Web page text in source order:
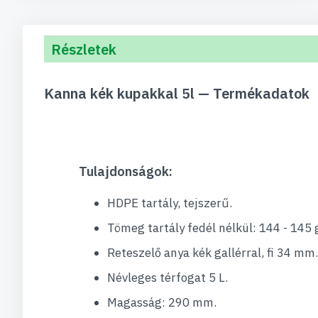
Részletek
Kanna kék kupakkal 5l — Termékadatok
Tulajdonságok:
HDPE tartály, tejszerű.
Tömeg tartály fedél nélkül: 144 - 145
Reteszelő anya kék gallérral, fi 34 mm.
Névleges térfogat 5 L.
Magasság: 290 mm.